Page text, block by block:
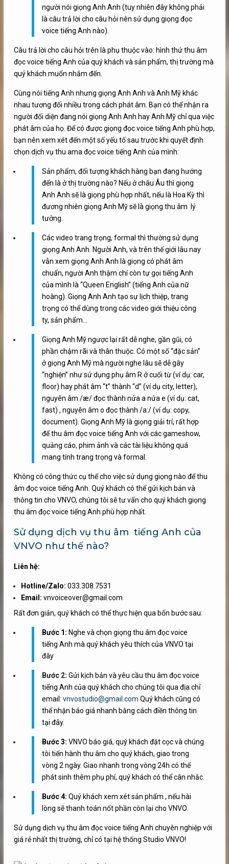
người nói giọng Anh Anh (tuy nhiên đây không phải
là câu trả lời cho câu hỏi nên sử dụng giọng đọc
voice tiếng Anh nào).
Câu trả lời cho câu hỏi trên là phụ thuộc vào: hình thứ thu âm
đọc voice tiếng Anh của quý khách và sản phẩm, thị trường mà
quý khách muốn nhắm đến.
Cùng nói tiếng Anh nhưng giọng Anh Anh và Anh Mỹ khác
nhau tương đối nhiều trong cách phát âm. Bạn có thể nhận ra
người đối diện đang nói giọng Anh Anh hay Anh Mỹ chỉ qua việc
phát âm của họ. Để có được giọng đọc voice tiếng Anh phù hợp,
bạn nên xem xét đến một số yếu tố sau trước khi quyết định
chọn dịch vụ thu ama đọc voice tiếng Anh của mình:
Sản phẩm, đối tượng khách hàng bạn đang hướng
đến là ở thị trường nào? Nếu ở châu Âu thì giọng
Anh Anh sẽ là giọng phù hợp nhất, nếu là Hoa Kỳ thì
đương nhiên giọng Anh Mỹ sẽ là giọng thu âm lý
tưởng.
Các video trang trọng, formal thì thường sử dụng
giọng Anh Anh. Người Anh, và trên thế giới lâu nay
vẫn xem giọng Anh Anh là giọng có phát âm
chuẩn, người Anh thậm chí còn tự gọi tiếng Anh
của mình là “Queen English” (tiếng Anh của nữ
hoàng). Giọng Anh Anh tạo sự lịch thiệp, trang
trọng có thể dùng trong các video giới thiệu công
ty, sản phẩm…
Giọng Anh Mỹ ngược lại rất dễ nghe, gần gũi, có
phần chậm rãi và thân thuộc. Có một số “đặc sản”
ở giọng Anh Mỹ mà người nghe lâu sẽ dễ gây
“nghiện” như sử dụng phụ âm R ở cuối từ (ví dụ: car,
floor) hay phát âm “t” thành “d” (ví dụ city, letter),
nguyên âm /æ/ đọc thành nửa a nửa e (ví dụ: cat,
fast) , nguyên âm o đọc thành /a:/ (ví dụ: copy,
document). Giọng Anh Mỹ là giọng giải trí, rất hợp
để thu âm đọc voice tiếng Anh với các gameshow,
quảng cáo, phim ảnh và các tài liệu không quá
mang tính trang trọng và formal.
Không có công thức cụ thể cho việc sử dụng giọng nào để thu
âm đọc voice tiếng Anh. Quý khách có thể gửi kịch bản và
thông tin cho VNVO, chúng tôi sẽ tư vấn cho quý khách giọng
thu âm đọc voice tiếng Anh phù hợp nhất.
Sử dụng dịch vụ thu âm tiếng Anh của
VNVO như thế nào?
Liên hệ:
Hotline/Zalo: 033.308.7531
Email: vnvoiceover@gmail.com
Rất đơn giản, quý khách có thể thực hiện qua bốn bước sau:
Bước 1: Nghe và chọn giọng thu âm đọc voice
tiếng Anh mà quý khách yêu thích của VNVO tại
đây
Bước 2: Gửi kịch bản và yêu cầu thu âm đọc voice
tiếng Anh của quý khách cho chúng tôi qua địa chỉ
email: vnvostudio@gmail.com Quý khách cũng có
thể nhận báo giá nhanh bằng cách điền thông tin
tại đây.
Bước 3: VNVO báo giá, quý khách đặt cọc và chúng
tôi tiến hành thu âm cho quý khách, giao trong
vòng 2 ngày. Giao nhanh trong vòng 24h có thể
phát sinh thêm phụ phí, quý khách có thể cân nhắc.
Bước 4: Quý khách xem xét sản phẩm , nếu hài
lòng sẽ thanh toán nốt phần còn lại cho VNVO.
Sử dụng dịch vụ thu âm đọc voice tiếng Anh chuyên nghiệp với
giá rẻ nhất thị trường, chỉ có tại hệ thống Studio VNVO!